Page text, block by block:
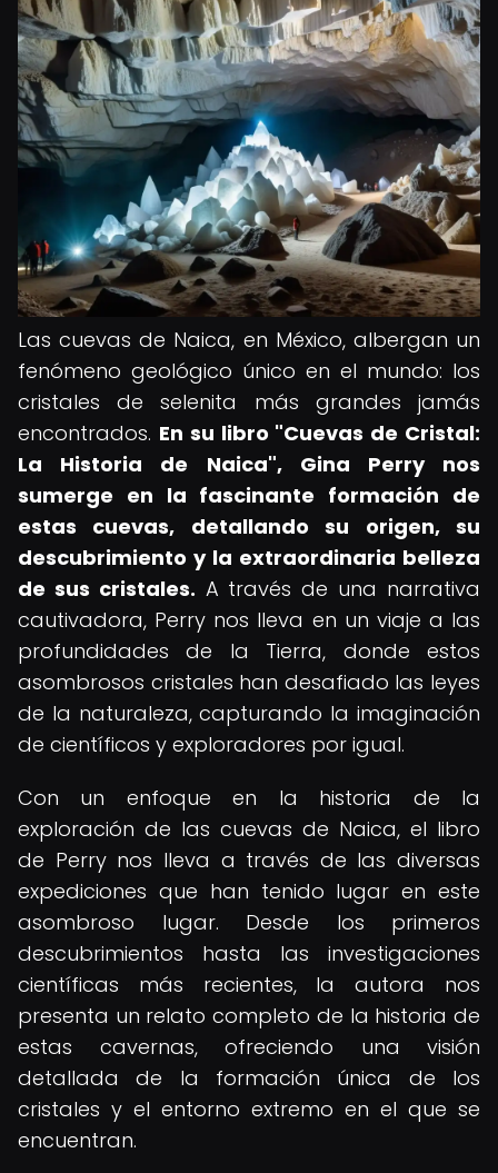
Las cuevas de Naica, en México, albergan un
fenómeno geológico único en el mundo: los
cristales de selenita más grandes jamás
encontrados. En su libro "Cuevas de Cristal:
La Historia de Naica", Gina Perry nos
sumerge en la fascinante formación de
estas cuevas, detallando su origen, su
descubrimiento y la extraordinaria belleza
de sus cristales. A través de una narrativa
cautivadora, Perry nos lleva en un viaje a las
profundidades de la Tierra, donde estos
asombrosos cristales han desafiado las leyes
de la naturaleza, capturando la imaginación
de científicos y exploradores por igual.
Con un enfoque en la historia de la
exploración de las cuevas de Naica, el libro
de Perry nos lleva a través de las diversas
expediciones que han tenido lugar en este
asombroso lugar. Desde los primeros
descubrimientos hasta las investigaciones
científicas más recientes, la autora nos
presenta un relato completo de la historia de
estas cavernas, ofreciendo una visión
detallada de la formación única de los
cristales y el entorno extremo en el que se
encuentran.